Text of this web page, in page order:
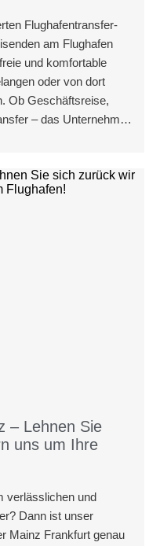
Flughafentransfer-
am Flughafen
und komfortable
oder von dort
Ob Geschäftsreise,
– das Unternehmen
– Lehnen Sie
uns um Ihre
verlässlichen und
Dann ist unser
Mainz Frankfurt genau